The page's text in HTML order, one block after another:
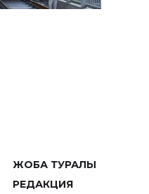
ЖОБА ТУРАЛЫ
РЕДАКЦИЯ